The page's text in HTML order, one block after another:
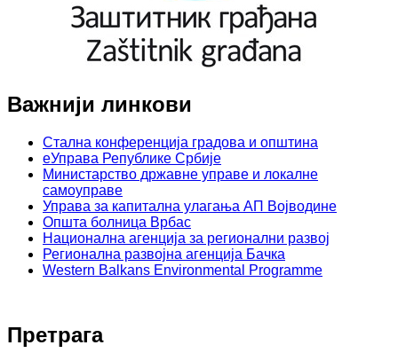
Важнији линкови
Стална конференција градова и општина
еУправа Републике Србије
Министарство државне управе и локалне
самоуправе
Управа за капитална улагања АП Војводине
Општа болница Врбас
Национална агенција за регионални развој
Регионална развојна агенција Бачка
Western Balkans Environmental Programme
Претрага